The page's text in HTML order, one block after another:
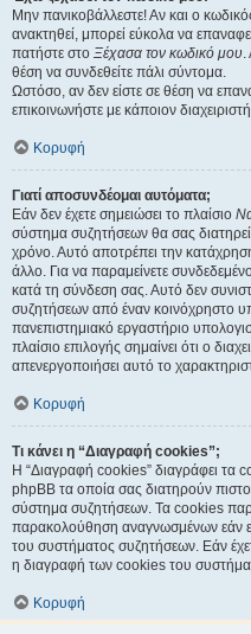
Μην πανικοβάλλεστε! Αν και ο
ανακτηθεί, μπορεί εύκολα να
πατήστε στο Ξέχασα τον κωδικό μου.
θέση να συνδεθείτε πάλι σύντομα.
Ωστόσο, αν δεν είστε σε θέση να
επικοινωνήστε με κάποιον
Κορυφή
Γιατί αποσυνδέομαι αυτόματα;
Εάν δεν έχετε σημειώσει το πλαίσιο
σύστημα συζητήσεων θα σας
χρόνο. Αυτό αποτρέπει την
άλλο. Για να παραμείνετε
κατά τη σύνδεση σας. Αυτό δεν
συζητήσεων από έναν κοινόχρηστο
πανεπιστημιακό εργαστήριο
πλαίσιο επιλογής σημαίνει ότι ο
απενεργοποιήσει αυτό το
Κορυφή
Τι κάνει η “Διαγραφή cookies”;
Η “Διαγραφή cookies” διαγράφει τα
phpBB τα οποία σας διατηρούν
σύστημα συζητήσεων. Τα cookies
παρακολούθηση αναγνωσμένων εάν
του συστήματος συζητήσεων. Εάν
η διαγραφή των cookies του
Κορυφή